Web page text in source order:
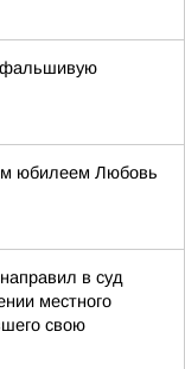
фальшивую
юбилеем Любовь
в суд
местного
свою